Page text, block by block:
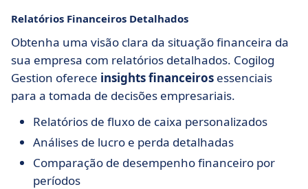
Relatórios Financeiros Detalhados
Obtenha uma visão clara da situação financeira da
sua empresa com relatórios detalhados. Cogilog
Gestion oferece insights financeiros essenciais
para a tomada de decisões empresariais.
Relatórios de fluxo de caixa personalizados
Análises de lucro e perda detalhadas
Comparação de desempenho financeiro por
períodos